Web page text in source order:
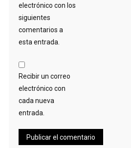
electrónico con los
siguientes
comentarios a
esta entrada.
Recibir un correo
electrónico con
cada nueva
entrada.